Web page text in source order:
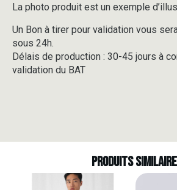
La photo produit est un exemple
Un Bon à tirer pour validation vous
sous 24h.
Délais de production : 30-45 jours à
validation du BAT
Produits